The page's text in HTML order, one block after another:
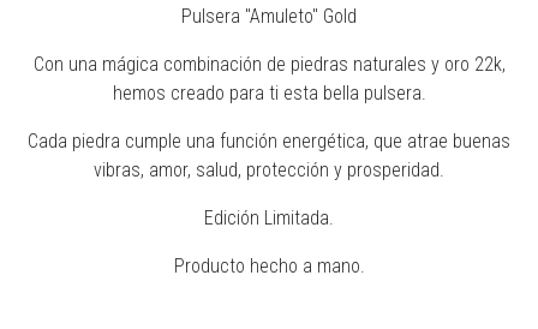
Pulsera "Amuleto" Gold
Con una mágica combinación de piedras naturales y oro 22k,
hemos creado para ti esta bella pulsera.
Cada piedra cumple una función energética, que atrae buenas
vibras, amor, salud, protección y prosperidad.
Edición Limitada.
Producto hecho a mano.